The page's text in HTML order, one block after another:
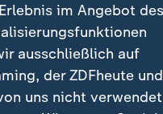
im Angebot des
ausschließlich auf
der ZDFheute und
uns nicht